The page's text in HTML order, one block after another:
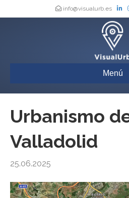
info@visualurb.es
Menú
Urbanismo
Valladolid
25.06.2025